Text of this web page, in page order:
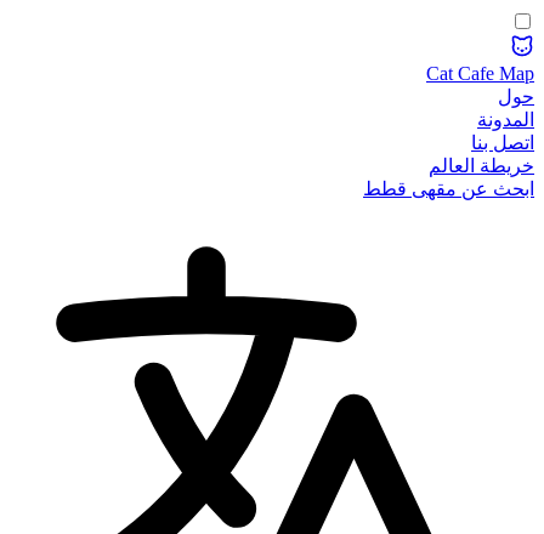
Cat Cafe Map
حول
المدونة
اتصل بنا
خريطة العالم
ابحث عن مقهى قطط